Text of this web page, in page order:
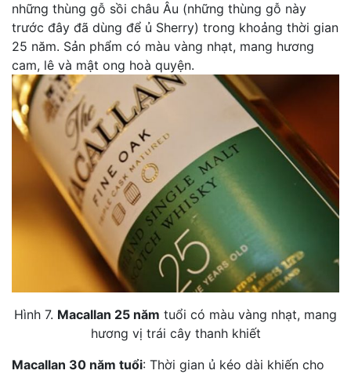
những thùng gỗ sồi châu Âu (những thùng gỗ này
trước đây đã dùng để ủ Sherry) trong khoảng thời gian
25 năm. Sản phẩm có màu vàng nhạt, mang hương
cam, lê và mật ong hoà quyện.
Hình 7. Macallan 25 năm tuổi có màu vàng nhạt, mang
hương vị trái cây thanh khiết
Macallan 30 năm tuổi: Thời gian ủ kéo dài khiến cho